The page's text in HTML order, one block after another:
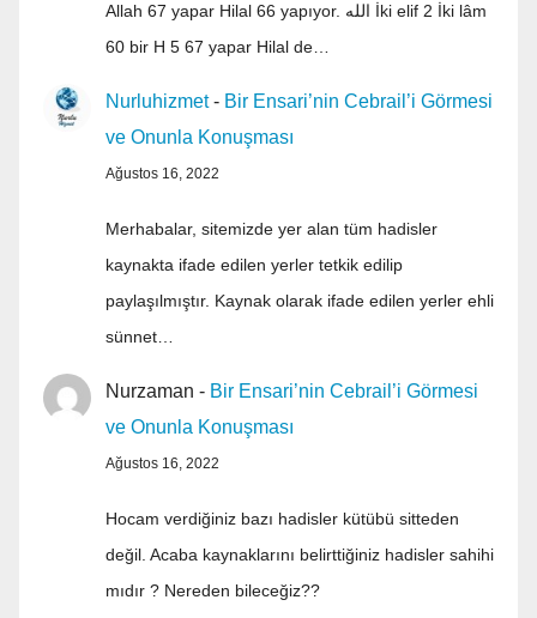
Allah 67 yapar Hilal 66 yapıyor. الله İki elif 2 İki lâm
60 bir H 5 67 yapar Hilal de…
Nurluhizmet- Bir Ensari’nin Cebrail’i Görmesi
ve Onunla Konuşması
Ağustos 16, 2022
Merhabalar, sitemizde yer alan tüm hadisler
kaynakta ifade edilen yerler tetkik edilip
paylaşılmıştır. Kaynak olarak ifade edilen yerler ehli
sünnet…
Nurzaman - Bir Ensari’nin Cebrail’i Görmesi
ve Onunla Konuşması
Ağustos 16, 2022
Hocam verdiğiniz bazı hadisler kütübü sitteden
değil. Acaba kaynaklarını belirttiğiniz hadisler sahihi
mıdır ? Nereden bileceğiz??